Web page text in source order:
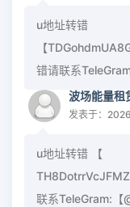
u地址转错
【
错请联系
波场能量租
发表于：
u地址转错 【
联系TeleGram:【